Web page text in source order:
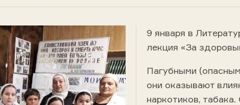
9 января в
лекция «За
Пагубными
они оказывают
наркотиков,